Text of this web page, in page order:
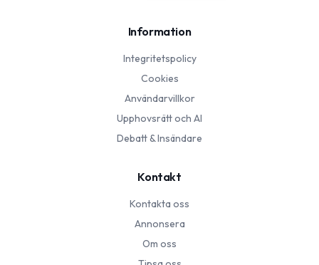
Information
Integritetspolicy
Cookies
Användarvillkor
Upphovsrätt och AI
Debatt & Insändare
Kontakt
Kontakta oss
Annonsera
Om oss